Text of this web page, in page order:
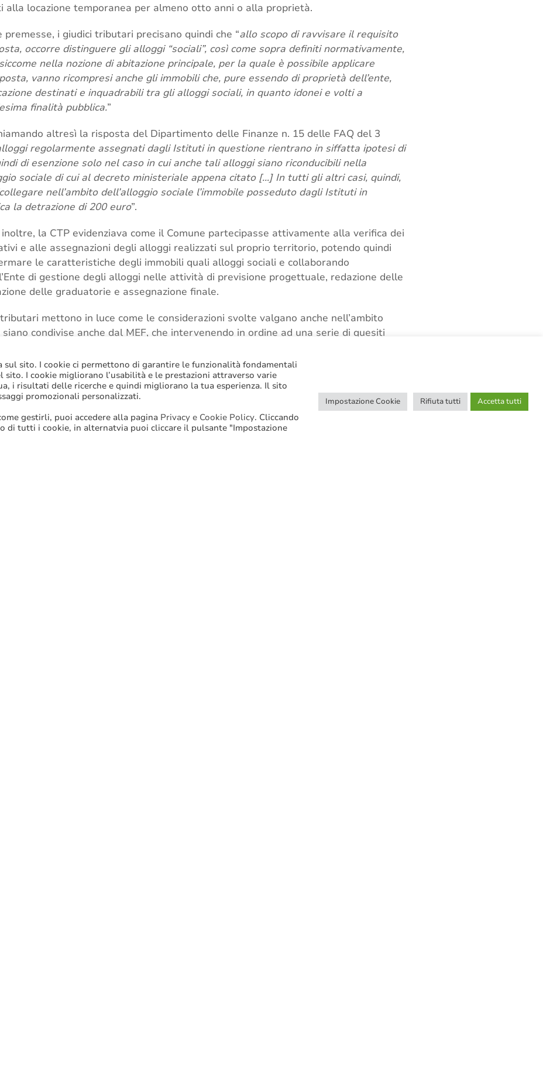
alla locazione temporanea per almeno otto anni o alla proprietà.
i giudici tributari precisano quindi che “allo scopo di ravvisare il requisito
occorre distinguere gli alloggi “sociali”, così come sopra definiti normativamente,
nella nozione di abitazione principale, per la quale è possibile applicare
vanno ricompresi anche gli immobili che, pure essendo di proprietà dell’ente,
destinati e inquadrabili tra gli alloggi sociali, in quanto idonei e volti a
finalità pubblica.”
altresì la risposta del Dipartimento delle Finanze n. 15 delle FAQ del 3
regolarmente assegnati dagli Istituti in questione rientrano in siffatta ipotesi di
di esenzione solo nel caso in cui anche tali alloggi siano riconducibili nella
sociale di cui al decreto ministeriale appena citato […] In tutti gli altri casi, quindi,
nell’ambito dell’alloggio sociale l’immobile posseduto dagli Istituti in
la detrazione di 200 euro”.
la CTP evidenziava come il Comune partecipasse attivamente alla verifica dei
e alle assegnazioni degli alloggi realizzati sul proprio territorio, potendo quindi
le caratteristiche degli immobili quali alloggi sociali e collaborando
di gestione degli alloggi nelle attività di previsione progettuale, redazione delle
delle graduatorie e assegnazione finale.
mettono in luce come le considerazioni svolte valgano anche nell’ambito
condivise anche dal MEF, che intervenendo in ordine ad una serie di quesiti
del pregresso regime fiscale per gli immobili ex IACP.
, Alloggi sociali, Esenzione, IMU Tasi
sito. I cookie ci permettono di garantire le funzionalità fondamentali
sito. I cookie migliorano l’usabilità e le prestazioni attraverso varie
i risultati delle ricerche e quindi migliorano la tua esperienza. Il sito
promozionali personalizzati.
gestirli, puoi accedere alla pagina Privacy e Cookie Policy. Cliccando
tutti i cookie, in alternatvia puoi cliccare il pulsante "Impostazione
Impostazione Cookie Rifiuta tutti Accetta tutti